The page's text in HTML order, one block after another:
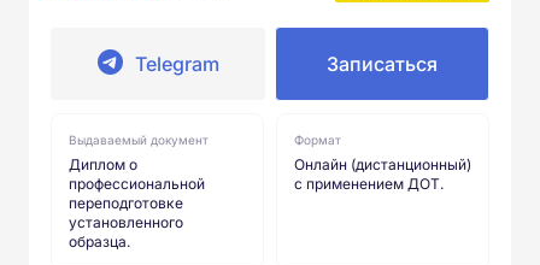
Telegram Записаться
Выдаваемый документ
Диплом о
профессиональной
переподготовке
установленного
образца.
Формат
Онлайн (дистанционный)
с применением ДОТ.